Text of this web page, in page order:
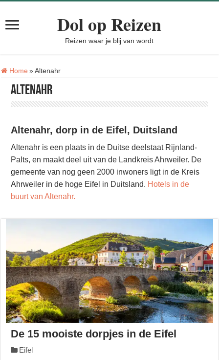
Dol op Reizen
Reizen waar je blij van wordt
Home » Tag:
Altenahr
Altenahr
Altenahr, dorp in de Eifel, Duitsland
Altenahr is een plaats in de Duitse deelstaat Rijnland-
Palts, en maakt deel uit van de Landkreis Ahrweiler. De
gemeente van nog geen 2000 inwoners ligt in de Kreis
Ahrweiler in de hoge Eifel in Duitsland. Hotels in de
buurt van Altenahr.
De 15 mooiste dorpjes in de Eifel
Eifel